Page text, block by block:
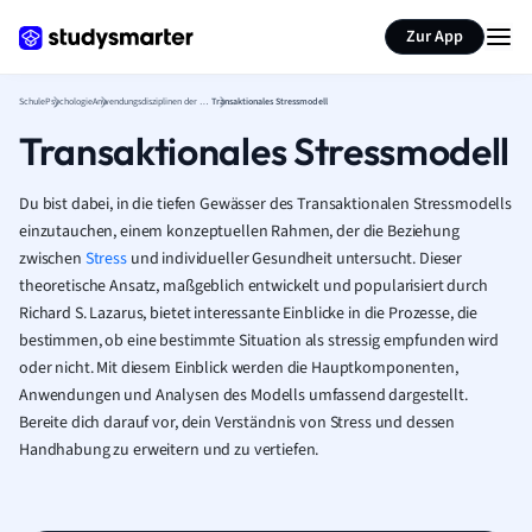
Zur App
SchulePsychologie Anwendungsdisziplinen der Psychologie Transaktionales Stressmodell
Transaktionales Stressmodell
Du bist dabei, in die tiefen Gewässer des Transaktionalen Stressmodells
einzutauchen, einem konzeptuellen Rahmen, der die Beziehung
zwischen Stressund individueller Gesundheit untersucht. Dieser
theoretische Ansatz, maßgeblich entwickelt und popularisiert durch
Richard S. Lazarus, bietet interessante Einblicke in die Prozesse, die
bestimmen, ob eine bestimmte Situation als stressig empfunden wird
oder nicht. Mit diesem Einblick werden die Hauptkomponenten,
Anwendungen und Analysen des Modells umfassend dargestellt.
Bereite dich darauf vor, dein Verständnis von Stress und dessen
Handhabung zu erweitern und zu vertiefen.
Seite zusammenfassen